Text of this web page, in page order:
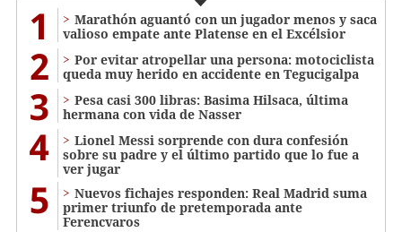
1
Marathón aguantó con un jugador menos y saca
valioso empate ante Platense en el Excélsior
2
Por evitar atropellar una persona: motociclista
queda muy herido en accidente en Tegucigalpa
3
Pesa casi 300 libras: Basima Hilsaca, última
hermana con vida de Nasser
4
Lionel Messi sorprende con dura confesión
sobre su padre y el último partido que lo fue a
ver jugar
5
Nuevos fichajes responden: Real Madrid suma
primer triunfo de pretemporada ante
Ferencvaros